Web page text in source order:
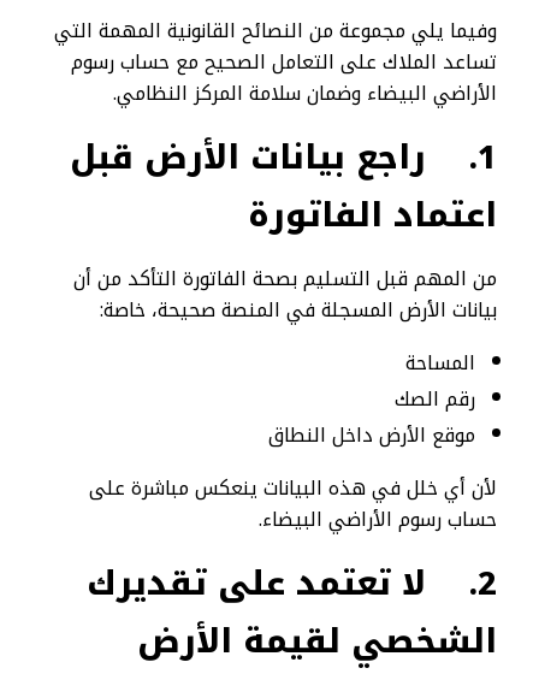
وفيما يلي مجموعة من النصائح القانونية المهمة التي
تساعد الملاك على التعامل الصحيح مع حساب رسوم
الأراضي البيضاء وضمان سلامة المركز النظامي.
1.
راجع بيانات الأرض قبل
اعتماد الفاتورة
من المهم قبل التسليم بصحة الفاتورة التأكد من أن
بيانات الأرض المسجلة في المنصة صحيحة، خاصة:
المساحة
رقم الصك
موقع الأرض داخل النطاق
لأن أي خلل في هذه البيانات ينعكس مباشرة على
حساب رسوم الأراضي البيضاء.
2.
لا تعتمد على تقديرك
الشخصي لقيمة الأرض